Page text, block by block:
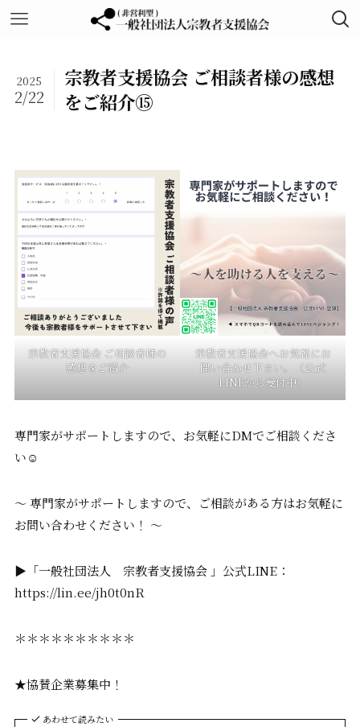
宗教者支援協会 ご相談者様の感想
をご紹介⑮
2025
2/22
宗教者支援協会 ご相談者様の
感想をご紹介
宗教者支援協会へお気軽にお
問い合わせ下さい。（公式
LINEから受付中）
専門家がサポートしますので、お気軽にDMでご相談くださ
い☺️
〜 専門家がサポートしますので、ご相談がある方はお気軽に
お問い合わせください！ 〜
▶「一般社団法人 宗教者支援協会 」公式LINE：
https://lin.ee/jh0t0nR
＊＊＊＊＊＊＊＊＊＊
★協賛企業募集中！
あわせて読みたい